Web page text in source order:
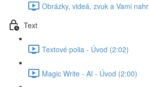
Obrázky, videá, zvuk a Vami
Text
Textové polia - Úvod (2:02)
Magic Write - AI - Úvod (2:00)